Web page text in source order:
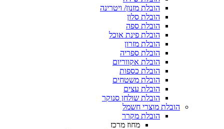
הובלת מזנון/ ויטרינה
הובלת שולחן סנוקר​
מוצרי חשמל